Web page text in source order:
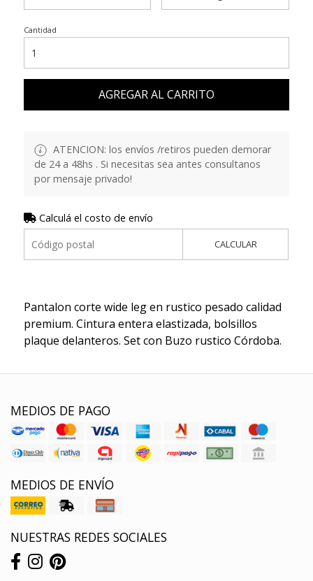
Cantidad
AGREGAR AL CARRITO
ATENCION: los envíos /retiros pueden demorar
de 24 a 48hs . Si necesitas sea antes consultanos
por mensaje privado!
Calculá el costo de envío
CALCULAR
Pantalon corte wide leg en rustico pesado calidad
premium. Cintura entera elastizada, bolsillos
plaque delanteros. Set con Buzo rustico Córdoba.
MEDIOS DE PAGO
MEDIOS DE ENVÍO
NUESTRAS REDES SOCIALES